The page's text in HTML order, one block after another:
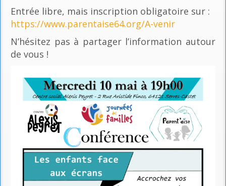
Entrée libre, mais inscription obligatoire sur :
https://www.parentaise64.org/A-venir
N’hésitez pas à partager l’information autour
de vous !